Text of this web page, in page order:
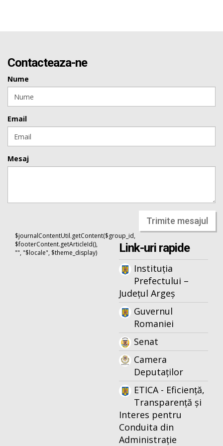
Contacteaza-ne
Nume
Email
Mesaj
Trimite mesajul
$journalContentUtil.getContent($group_id,
$footerContent.getArticleId(),
"", "$locale", $theme_display)
Link-uri rapide
Instituția
Prefectului –
Județul Argeș
Guvernul
Romaniei
Senat
Camera
Deputaților
ETICA - Eficiență,
Transparență și
Interes pentru
Conduita din
Administrație